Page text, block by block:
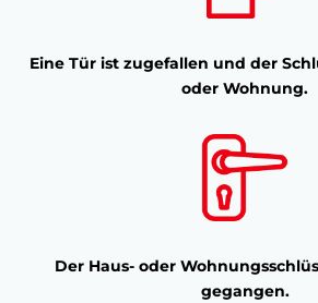
Eine Tür ist zugefallen und der
oder Wohnung.
Der Haus- oder
gegangen.